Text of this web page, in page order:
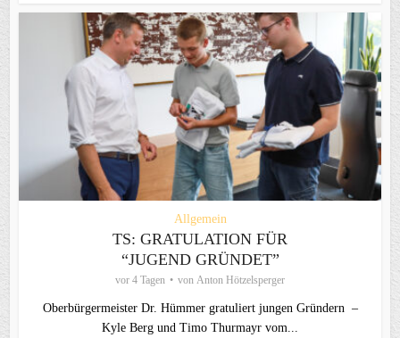
Allgemein
TS: GRATULATION FÜR
“JUGEND GRÜNDET”
vor 4 Tagen von Anton Hötzelsperger
Oberbürgermeister Dr. Hümmer gratuliert jungen Gründern –
Kyle Berg und Timo Thurmayr vom...